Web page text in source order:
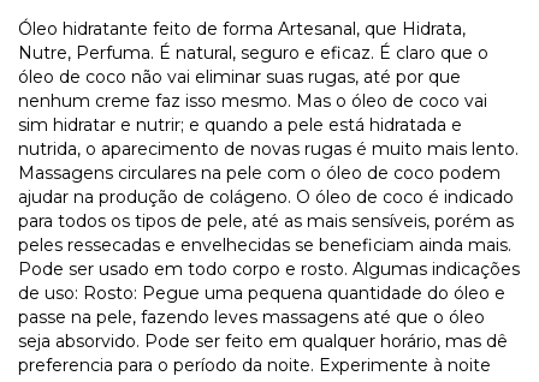
Óleo hidratante feito de forma Artesanal, que Hidrata,
Nutre, Perfuma. É natural, seguro e eficaz. É claro que o
óleo de coco não vai eliminar suas rugas, até por que
nenhum creme faz isso mesmo. Mas o óleo de coco vai
sim hidratar e nutrir; e quando a pele está hidratada e
nutrida, o aparecimento de novas rugas é muito mais lento.
Massagens circulares na pele com o óleo de coco podem
ajudar na produção de colágeno. O óleo de coco é indicado
para todos os tipos de pele, até as mais sensíveis, porém as
peles ressecadas e envelhecidas se beneficiam ainda mais.
Pode ser usado em todo corpo e rosto. Algumas indicações
de uso: Rosto: Pegue uma pequena quantidade do óleo e
passe na pele, fazendo leves massagens até que o óleo
seja absorvido. Pode ser feito em qualquer horário, mas dê
preferencia para o período da noite. Experimente à noite